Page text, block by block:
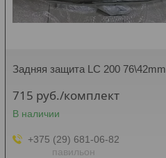
Задняя защита LC 200 76\42mm
715 руб./комплект
В наличии
+375 (29) 681-06-82
павильон